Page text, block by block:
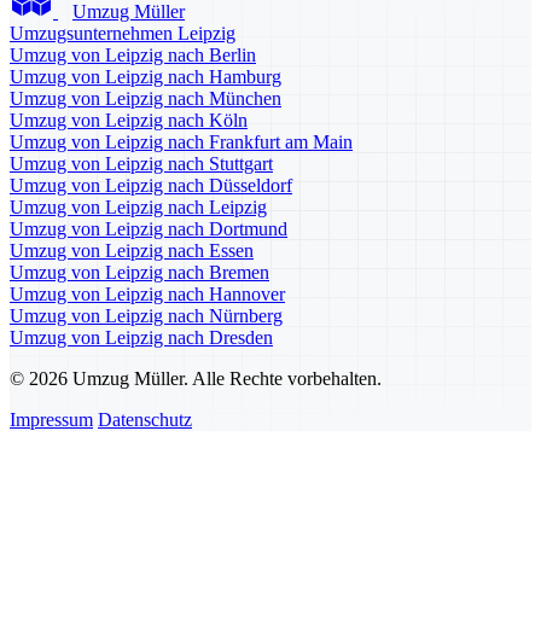
Umzug Müller
Umzugsunternehmen Leipzig
Umzug von Leipzig nach Berlin
Umzug von Leipzig nach Hamburg
Umzug von Leipzig nach München
Umzug von Leipzig nach Köln
Umzug von Leipzig nach Frankfurt am Main
Umzug von Leipzig nach Stuttgart
Umzug von Leipzig nach Düsseldorf
Umzug von Leipzig nach Leipzig
Umzug von Leipzig nach Dortmund
Umzug von Leipzig nach Essen
Umzug von Leipzig nach Bremen
Umzug von Leipzig nach Hannover
Umzug von Leipzig nach Nürnberg
Umzug von Leipzig nach Dresden
© 2026 Umzug Müller. Alle Rechte vorbehalten.
Impressum Datenschutz